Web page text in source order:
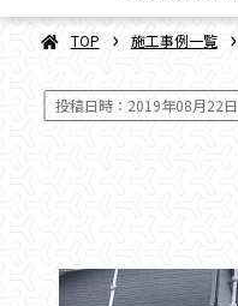
TOP › 施工事例一覧 ›
投稿日時：2019年08月22日